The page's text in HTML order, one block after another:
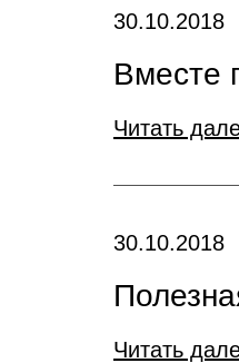
30.10.2018
Вместе
Читать
30.10.2018
Читать